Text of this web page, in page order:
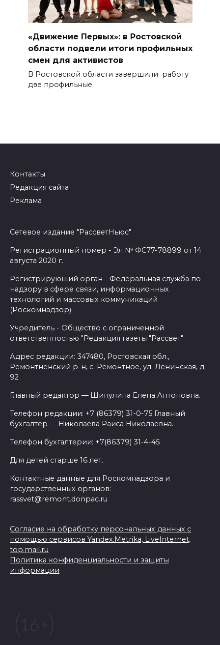
«Движение Первых»: в Ростовской
области подвели итоги профильных
смен для активистов
В Ростовской области завершили работу
две профильные
Контакты
Редакция сайта
Реклама
Сетевое издание "РассветНьюс"
Регистрационный номер - Эл № ФС77-78899 от 14
августа 2020 г.
Регистрирующий орган - Федеральная служба по
надзору в сфере связи, информационных
технологий и массовых коммуникаций
(Роскомнадзор)
Учредитель - Общество с ограниченной
ответственностью "Редакция газеты "Рассвет"
Адрес редакции: 347480, Ростовская обл.,
Ремонтненский р-н, с. Ремонтное, ул. Ленинская, д.
92
Главный редактор — Шипулина Елена Антоновна.
Телефон редакции: +7 (86379) 31-0-75 Главный
бухгалтер — Николаева Раиса Николаевна.
Телефон бухгалтерии: +7(86379) 31-4-45
Для детей старше 16 лет.
Контактные данные для Роскомнадзора и
государственных органов:
rassvet@remont.donpac.ru
Согласие на обработку персональных данных с
помощью сервисов Yandex.Metrika, LiveInternet,
top.mail.ru
Политика конфиденциальности и защиты
информации